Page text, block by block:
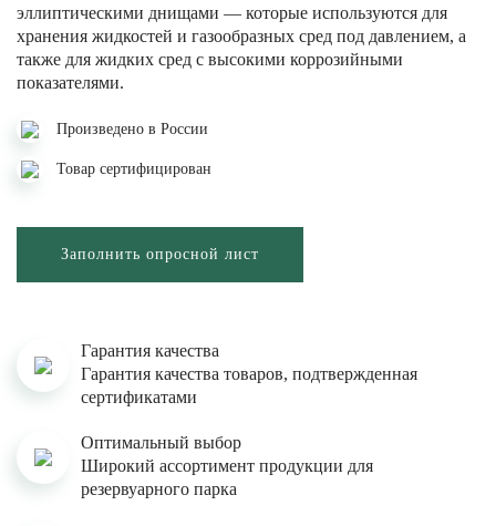
эллиптическими днищами — которые используются для
хранения жидкостей и газообразных сред под давлением, а
также для жидких сред с высокими коррозийными
показателями.
Произведено в России
Товар сертифицирован
Заполнить опросной лист
Гарантия качества
Гарантия качества товаров, подтвержденная
сертификатами
Оптимальный выбор
Широкий ассортимент продукции для
резервуарного парка